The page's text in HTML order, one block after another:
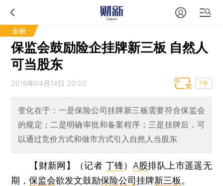
金融
保监会鼓励险企挂牌新三板 自然人
可当股东
2016年04月14日 20:02 T中
变化在于：一是保险公司挂牌新三板需要符合保监会
的规定；二是明确审批和备案程序；三是挂牌后，可
以通过竞价方式和做市方式引入自然人当股东
【财新网】（记者 丁锋） A股排队上市遥遥无
期，保监会欲发文鼓励保险公司挂牌新三板。